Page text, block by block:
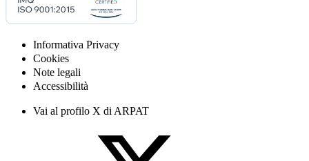
Informativa Privacy
Cookies
Note legali
Accessibilità
Vai al profilo X di ARPAT